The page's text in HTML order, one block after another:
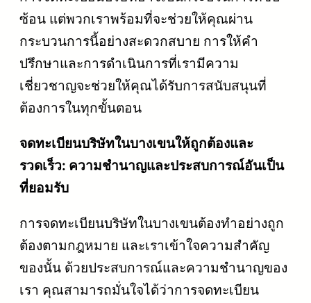
ซ้อน แต่พวกเราพร้อมที่จะช่วยให้คุณผ่าน
กระบวนการนี้อย่างสะดวกสบาย การให้คำ
ปรึกษาและการดำเนินการที่เรามีความ
เชี่ยวชาญจะช่วยให้คุณได้รับการสนับสนุนที่
ต้องการในทุกขั้นตอน
จดทะเบียนบริษัทในบางเขนให้ถูกต้องและ
รวดเร็ว: ความชำนาญและประสบการณ์อันเป็น
ที่ยอมรับ
การจดทะเบียนบริษัทในบางเขนต้องทำอย่างถูก
ต้องตามกฎหมาย และเราเข้าใจความสำคัญ
ของนั้น ด้วยประสบการณ์และความชำนาญของ
เรา คุณสามารถมั่นใจได้ว่าการจดทะเบียน